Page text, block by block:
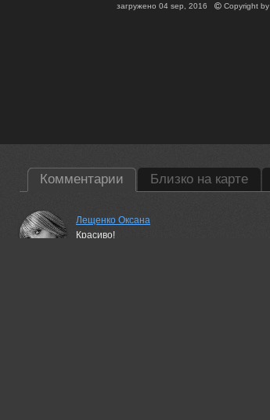
загружено04 sep, 2016 Copyright by
Комментарии Близко на карте
Лещенко Оксана
Красиво!